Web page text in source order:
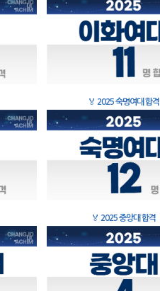
🏅 2025 숙명여대 합격
🏅 2025 중앙대 합격